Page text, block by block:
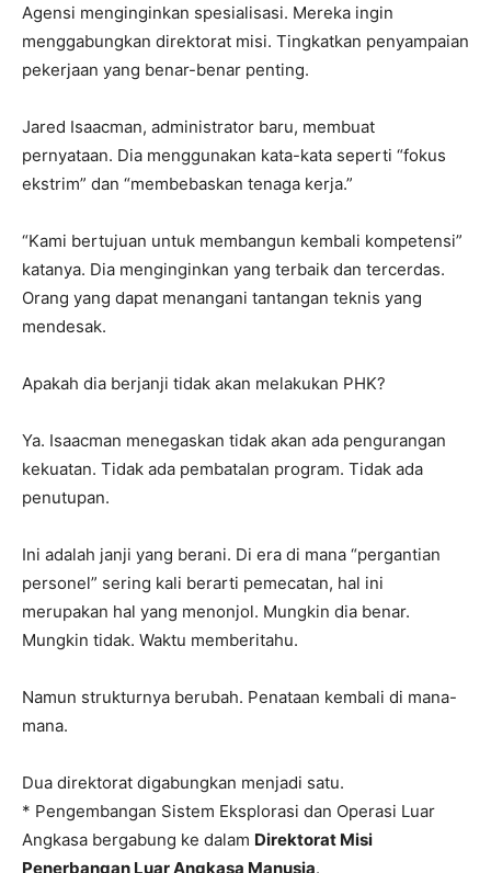
Agensi menginginkan spesialisasi. Mereka ingin
menggabungkan direktorat misi. Tingkatkan penyampaian
pekerjaan yang benar-benar penting.
Jared Isaacman, administrator baru, membuat
pernyataan. Dia menggunakan kata-kata seperti “fokus
ekstrim” dan “membebaskan tenaga kerja.”
“Kami bertujuan untuk membangun kembali kompetensi”
katanya. Dia menginginkan yang terbaik dan tercerdas.
Orang yang dapat menangani tantangan teknis yang
mendesak.
Apakah dia berjanji tidak akan melakukan PHK?
Ya. Isaacman menegaskan tidak akan ada pengurangan
kekuatan. Tidak ada pembatalan program. Tidak ada
penutupan.
Ini adalah janji yang berani. Di era di mana “pergantian
personel” sering kali berarti pemecatan, hal ini
merupakan hal yang menonjol. Mungkin dia benar.
Mungkin tidak. Waktu memberitahu.
Namun strukturnya berubah. Penataan kembali di mana-
mana.
Dua direktorat digabungkan menjadi satu.
* Pengembangan Sistem Eksplorasi dan Operasi Luar
Angkasa bergabung ke dalam Direktorat Misi
Penerbangan Luar Angkasa Manusia.